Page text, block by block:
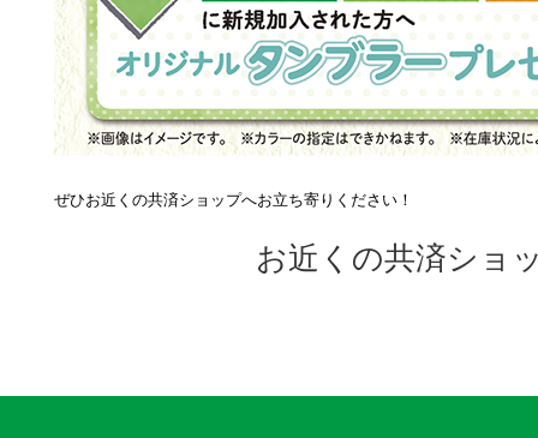
ぜひお近くの共済ショップへお立ち寄りください！
お近くの共済ショ